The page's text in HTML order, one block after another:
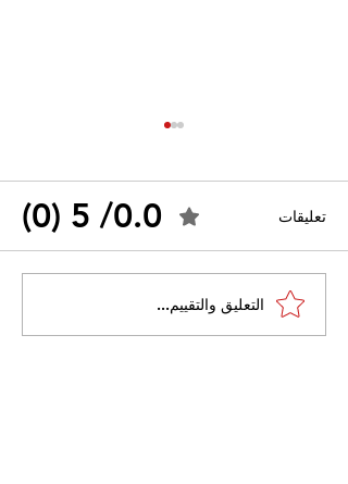
القضاء الإداري يقضي بحل
نقابة "كنابست"
تعليقات 0.0/ 5 (0)
التعليق والتقييم...